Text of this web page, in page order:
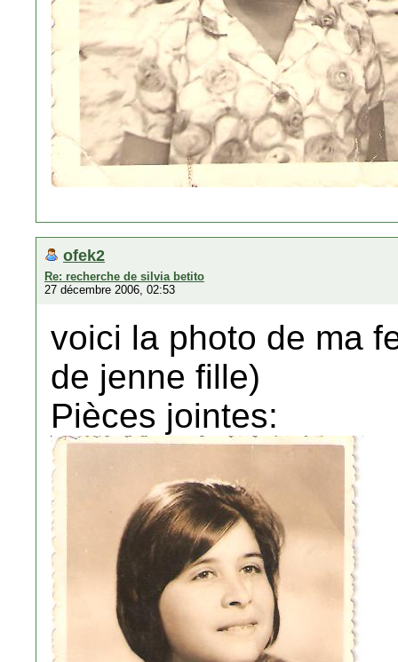
ofek2
Re: recherche de silvia betito
27 décembre 2006, 02:53
voici la photo de ma
de jenne fille)
Pièces jointes: